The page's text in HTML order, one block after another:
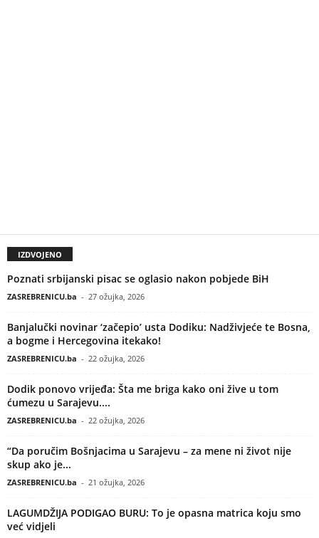
IZDVOJENO
Poznati srbijanski pisac se oglasio nakon pobjede BiH
ZASREBRENICU.ba - 27 ožujka, 2026
Banjalučki novinar ‘začepio’ usta Dodiku: Nadživjeće te Bosna,
a bogme i Hercegovina itekako!
ZASREBRENICU.ba - 22 ožujka, 2026
Dodik ponovo vrijeđa: Šta me briga kako oni žive u tom
ćumezu u Sarajevu....
ZASREBRENICU.ba - 22 ožujka, 2026
“Da poručim Bošnjacima u Sarajevu – za mene ni život nije
skup ako je...
ZASREBRENICU.ba - 21 ožujka, 2026
LAGUMDŽIJA PODIGAO BURU: To je opasna matrica koju smo
već vidjeli